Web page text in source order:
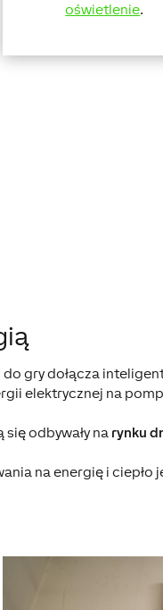
oświetlenie.
gry dołącza
elektrycznej na
odbywały na rynku
na energię i ciepło